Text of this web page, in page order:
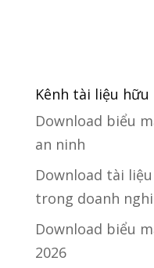
Kênh tài liệu hữu
Download biểu
an ninh
Download tài
trong doanh
Download biểu
2026